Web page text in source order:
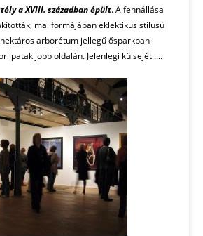
a XVIII. században épült. A fennállása
mai formájában eklektikus stílusú
arborétum jellegű ősparkban
patak jobb oldalán. Jelenlegi külsejét ....